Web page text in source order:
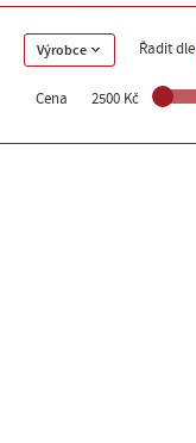
Výrobce Řadit dle
Cena 2500 Kč